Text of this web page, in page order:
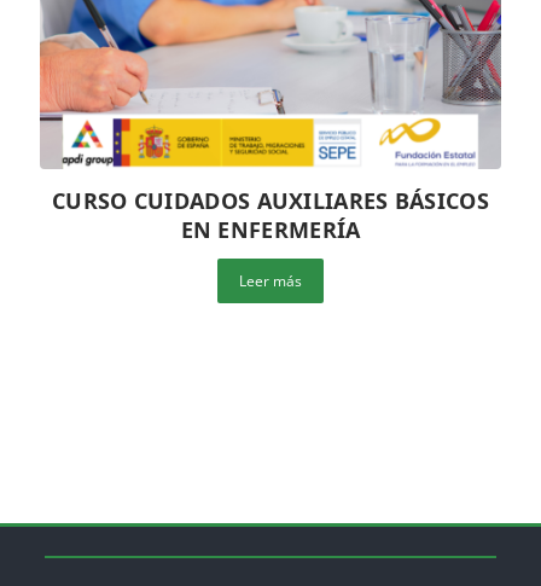
CURSO CUIDADOS AUXILIARES BÁSICOS
EN ENFERMERÍA
Leer más
Bloques
Bloques
Bloques
Bloques